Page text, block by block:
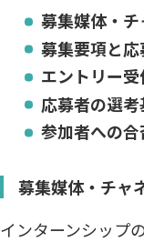
募集媒体・
募集要項と
エントリー
応募者の選
参加者への
募集媒体・チャ
インターンシップ